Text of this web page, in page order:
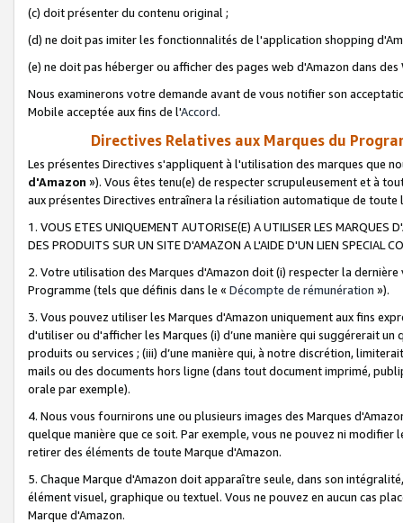
(c) doit présenter du contenu original ;
(d) ne doit pas imiter les fonctionnalités de l'application shopping
(e) ne doit pas héberger ou afficher des pages web d'Amazon dans
Nous examinerons votre demande avant de vous notifier son
Mobile acceptée aux fins de l'Accord.
Directives Relatives aux Marques du
Les présentes Directives s'appliquent à l'utilisation des marques que
d'Amazon »). Vous êtes tenu(e) de respecter scrupuleusement et à
aux présentes Directives entraînera la résiliation automatique de
1. VOUS ETES UNIQUEMENT AUTORISE(E) A UTILISER LES MARQUES
DES PRODUITS SUR UN SITE D'AMAZON A L'AIDE D'UN LIEN SPECIAL
2. Votre utilisation des Marques d'Amazon doit (i) respecter la
Programme (tels que définis dans le « Décompte de rémunération »).
3. Vous pouvez utiliser les Marques d'Amazon uniquement aux fins
d'utiliser ou d'afficher les Marques (i) d’une manière qui suggérerait
produits ou services ; (iii) d’une manière qui, à notre discrétion,
mails ou des documents hors ligne (dans tout document imprimé,
orale par exemple).
4. Nous vous fournirons une ou plusieurs images des Marques
quelque manière que ce soit. Par exemple, vous ne pouvez ni
retirer des éléments de toute Marque d'Amazon.
5. Chaque Marque d'Amazon doit apparaître seule, dans son
élément visuel, graphique ou textuel. Vous ne pouvez en aucun cas
Marque d'Amazon.